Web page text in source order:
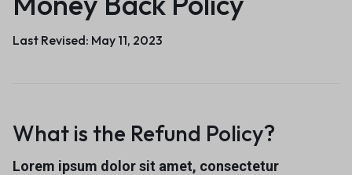
Last Revised: May 11, 2023
What is the Refund Policy?
Lorem ipsum dolor sit amet, consectetur